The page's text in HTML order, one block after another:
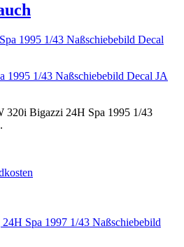
1/43 Naßschiebebild Decal JA
320i Bigazzi 24H Spa 1995 1/43